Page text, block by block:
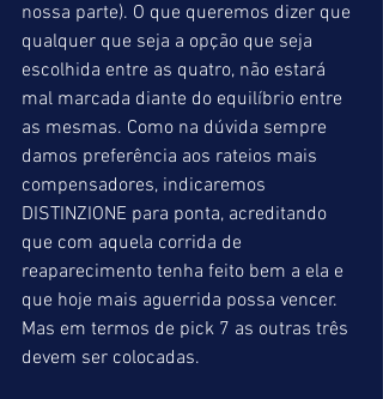
nossa parte). O que queremos dizer que
qualquer que seja a opção que seja
escolhida entre as quatro, não estará
mal marcada diante do equilíbrio entre
as mesmas. Como na dúvida sempre
damos preferência aos rateios mais
compensadores, indicaremos
DISTINZIONE para ponta, acreditando
que com aquela corrida de
reaparecimento tenha feito bem a ela e
que hoje mais aguerrida possa vencer.
Mas em termos de pick 7 as outras três
devem ser colocadas.